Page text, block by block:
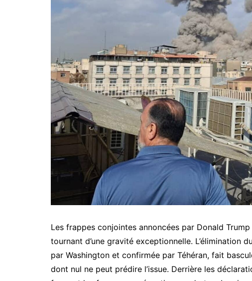
Les frappes conjointes annoncées par Donald
tournant d’une gravité exceptionnelle. L’élimination
par Washington et confirmée par Téhéran, fait
dont nul ne peut prédire l’issue. Derrière les